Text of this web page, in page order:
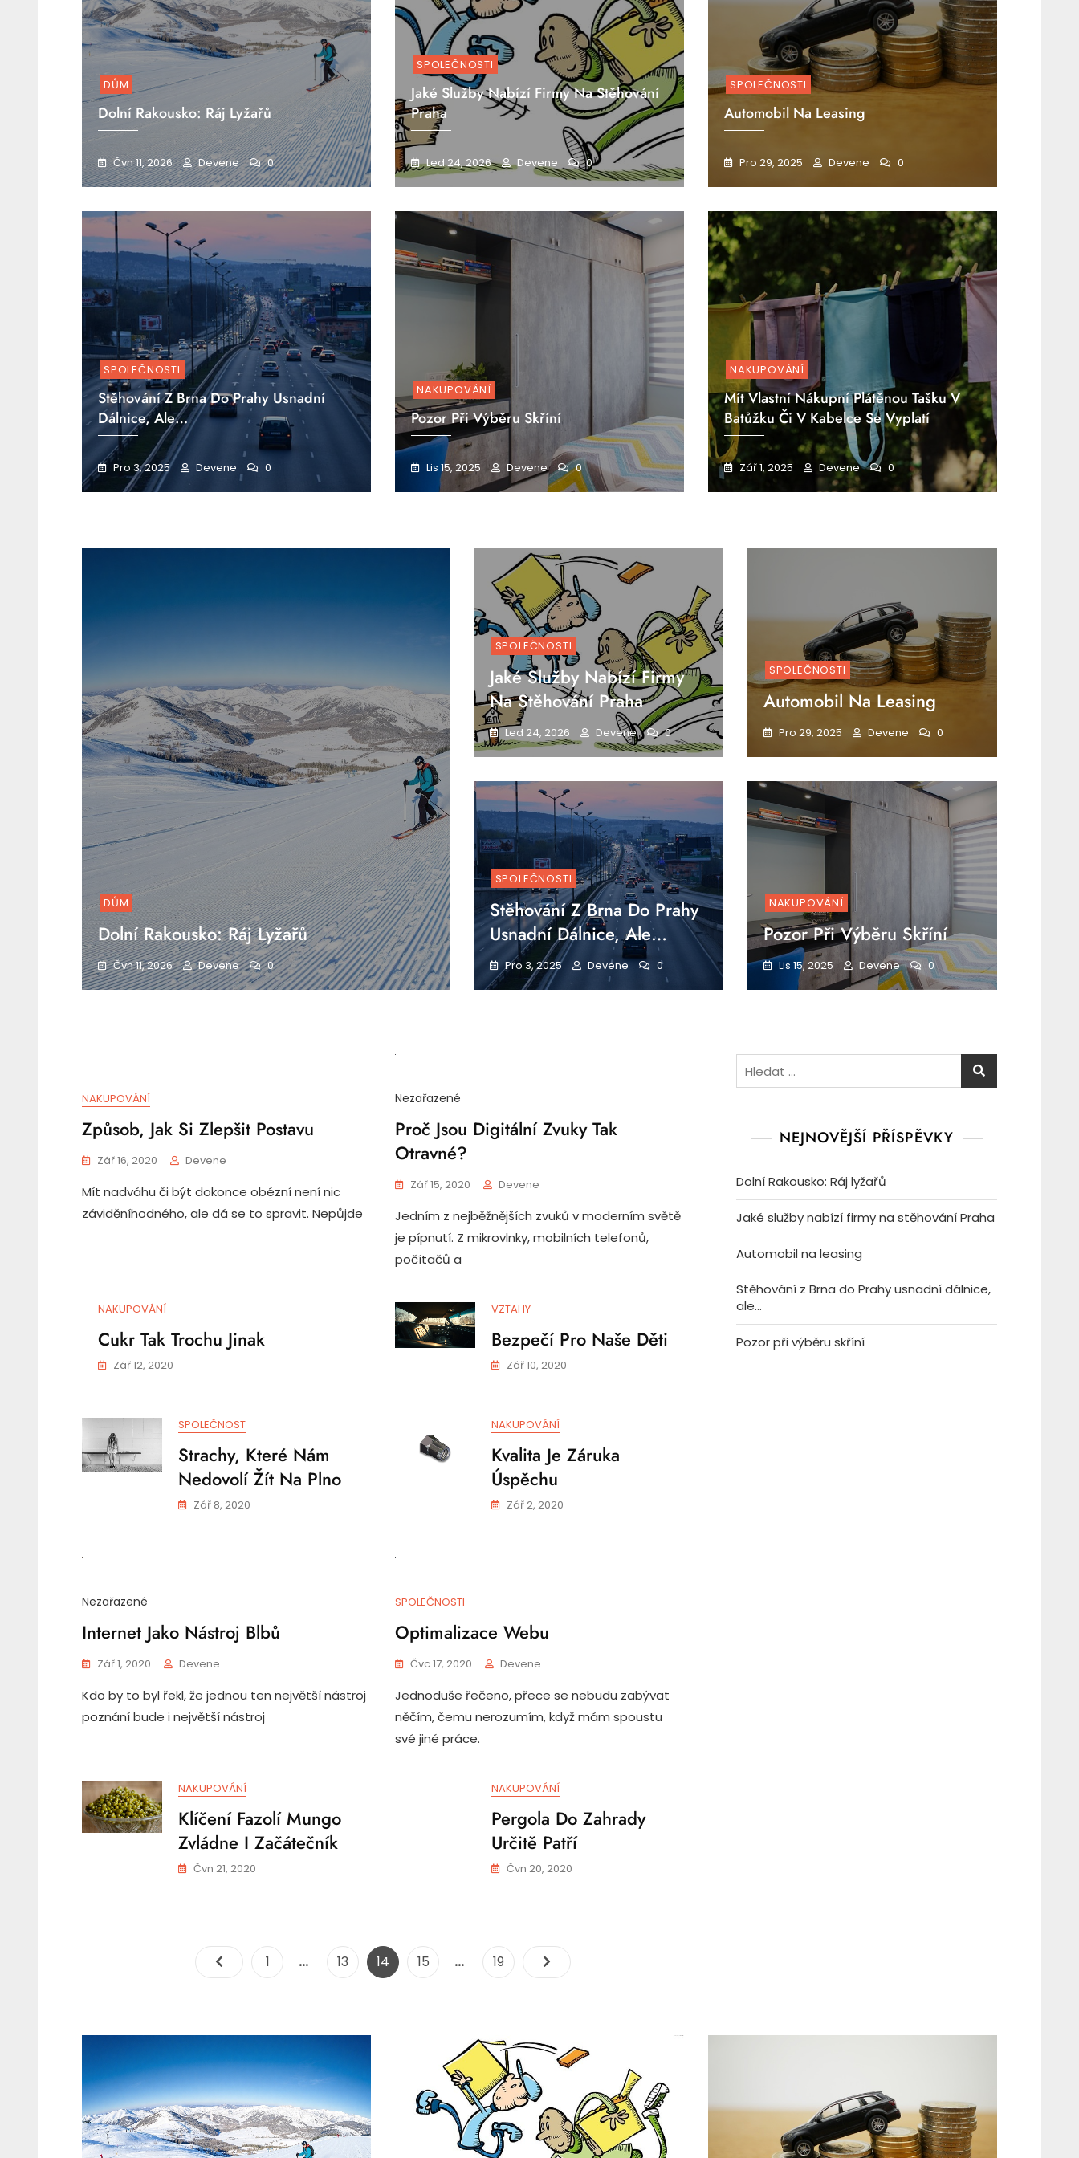
DŮM
Dolní Rakousko: Ráj Lyžařů
Čvn 11, 2026 Devene 0
SPOLEČNOSTI
Jaké Služby Nabízí Firmy Na Stěhování
Praha
Led 24, 2026 Devene 0
SPOLEČNOSTI
Automobil Na Leasing
Pro 29, 2025 Devene 0
SPOLEČNOSTI
Stěhování Z Brna Do Prahy Usnadní
Dálnice, Ale…
Pro 3, 2025 Devene 0
NAKUPOVÁNÍ
Pozor Při Výběru Skříní
Lis 15, 2025 Devene 0
NAKUPOVÁNÍ
Mít Vlastní Nákupní Plátěnou Tašku V
Batůžku Či V Kabelce Se Vyplatí
Zář 1, 2025 Devene 0
DŮM
Dolní Rakousko: Ráj Lyžařů
Čvn 11, 2026 Devene 0
SPOLEČNOSTI
Jaké Služby Nabízí Firmy
Na Stěhování Praha
Led 24, 2026 Devene 0
SPOLEČNOSTI
Automobil Na Leasing
Pro 29, 2025 Devene 0
SPOLEČNOSTI
Stěhování Z Brna Do Prahy
Usnadní Dálnice, Ale…
Pro 3, 2025 Devene 0
NAKUPOVÁNÍ
Pozor Při Výběru Skříní
Lis 15, 2025 Devene 0
NAKUPOVÁNÍ
Způsob, Jak Si Zlepšit Postavu
Zář 16, 2020 Devene
Mít nadváhu či být dokonce obézní není nic
záviděníhodného, ale dá se to spravit. Nepůjde
Nezařazené
Proč Jsou Digitální Zvuky Tak
Otravné?
Zář 15, 2020 Devene
Jedním z nejběžnějších zvuků v moderním světě
je pípnutí. Z mikrovlnky, mobilních telefonů,
počítačů a
NAKUPOVÁNÍ
Cukr Tak Trochu Jinak
Zář 12, 2020
VZTAHY
Bezpečí Pro Naše Děti
Zář 10, 2020
SPOLEČNOST
Strachy, Které Nám
Nedovolí Žít Na Plno
Zář 8, 2020
NAKUPOVÁNÍ
Kvalita Je Záruka
Úspěchu
Zář 2, 2020
Nezařazené
Internet Jako Nástroj Blbů
Zář 1, 2020 Devene
Kdo by to byl řekl, že jednou ten největší nástroj
poznání bude i největší nástroj
SPOLEČNOSTI
Optimalizace Webu
Čvc 17, 2020 Devene
Jednoduše řečeno, přece se nebudu zabývat
něčím, čemu nerozumím, když mám spoustu
své jiné práce.
NAKUPOVÁNÍ
Klíčení Fazolí Mungo
Zvládne I Začátečník
Čvn 21, 2020
NAKUPOVÁNÍ
Pergola Do Zahrady
Určitě Patří
Čvn 20, 2020
Stránkování
příspěvků
Page
1 … Page
13 Page
14 Page
15 … Page
19
NEJNOVĚJŠÍ PŘÍSPĚVKY
Dolní Rakousko: Ráj lyžařů
Jaké služby nabízí firmy na stěhování Praha
Automobil na leasing
Stěhování z Brna do Prahy usnadní dálnice,
ale…
Pozor při výběru skříní